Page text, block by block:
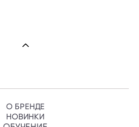
О БРЕНДЕ
НОВИНКИ